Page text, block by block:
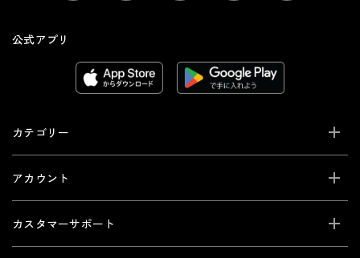
公式アプリ
カテゴリー
アカウント
カスタマーサポート